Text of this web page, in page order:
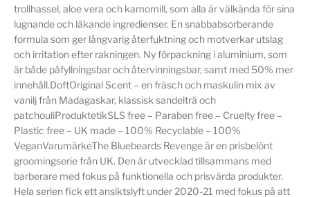
trollhassel, aloe vera och kamomill, som alla är välkända för sina
lugnande och läkande ingredienser. En snabbabsorberande
formula som ger långvarig återfuktning och motverkar utslag
och irritation efter rakningen. Ny förpackning i aluminium, som
är både påfyllningsbar och återvinningsbar, samt med 50% mer
innehåll.DoftOriginal Scent – en fräsch och maskulin mix av
vanilj från Madagaskar, klassisk sandelträ och
patchouliProduktetikSLS free – Paraben free – Cruelty free –
Plastic free – UK made – 100% Recyclable – 100%
VeganVarumärkeThe Bluebeards Revenge är en prisbelönt
groomingserie från UK. Den är utvecklad tillsammans med
barberare med fokus på funktionella och prisvärda produkter.
Hela serien fick ett ansiktslyft under 2020-21 med fokus på att